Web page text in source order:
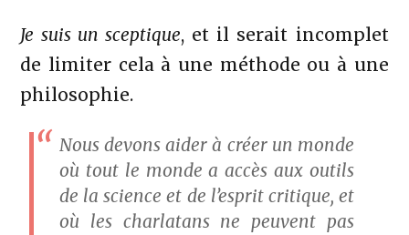
Je suis un sceptique, et il serait incomplet
de limiter cela à une méthode ou à une
philosophie.
Nous devons aider à créer un monde
où tout le monde a accès aux outils
de la science et de l’esprit critique, et
où les charlatans ne peuvent pas